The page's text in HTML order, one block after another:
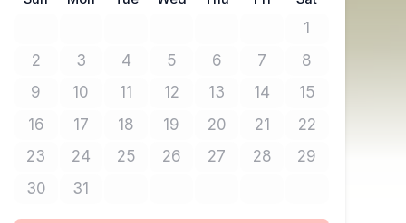
1No tickets
2No tickets available
3No tickets available
4No tickets available
5No tickets available
6No tickets available
7No tickets available
8No tickets
9No tickets available
10No tickets available
11No tickets available
12No tickets available
13No tickets available
14No tickets available
15No tickets
16No tickets available
17No tickets available
18No tickets available
19No tickets available
20No tickets available
21No tickets available
22No tickets
23No tickets available
24No tickets available
25No tickets available
26No tickets available
27No tickets available
28No tickets available
29No tickets
30No tickets available
31No tickets available